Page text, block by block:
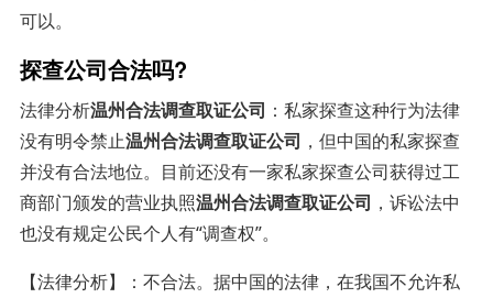
可以。
探查公司合法吗?
法律分析温州合法调查取证公司 ：私家探查这种行为法律
没有明令禁止温州合法调查取证公司 ，但中国的私家探查
并没有合法地位。目前还没有一家私家探查公司获得过工
商部门颁发的营业执照温州合法调查取证公司 ，诉讼法中
也没有规定公民个人有“调查权”。
【法律分析】：不合法。据中国的法律，在我国不允许私